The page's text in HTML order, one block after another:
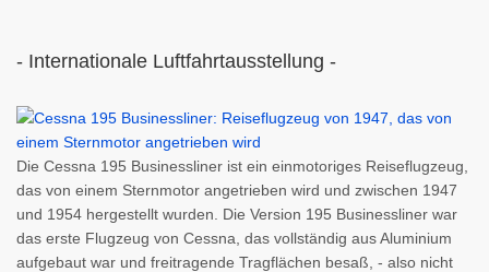
- Internationale Luftfahrtausstellung -
Die Cessna 195 Businessliner ist ein einmotoriges Reiseflugzeug,
das von einem Sternmotor angetrieben wird und zwischen 1947
und 1954 hergestellt wurden. Die Version 195 Businessliner war
das erste Flugzeug von Cessna, das vollständig aus Aluminium
aufgebaut war und freitragende Tragflächen besaß, - also nicht